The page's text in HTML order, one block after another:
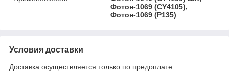
Фотон-1069 (CY4105),
Фотон-1069 (P135)
Условия доставки
Доставка осуществляется только по предоплате.